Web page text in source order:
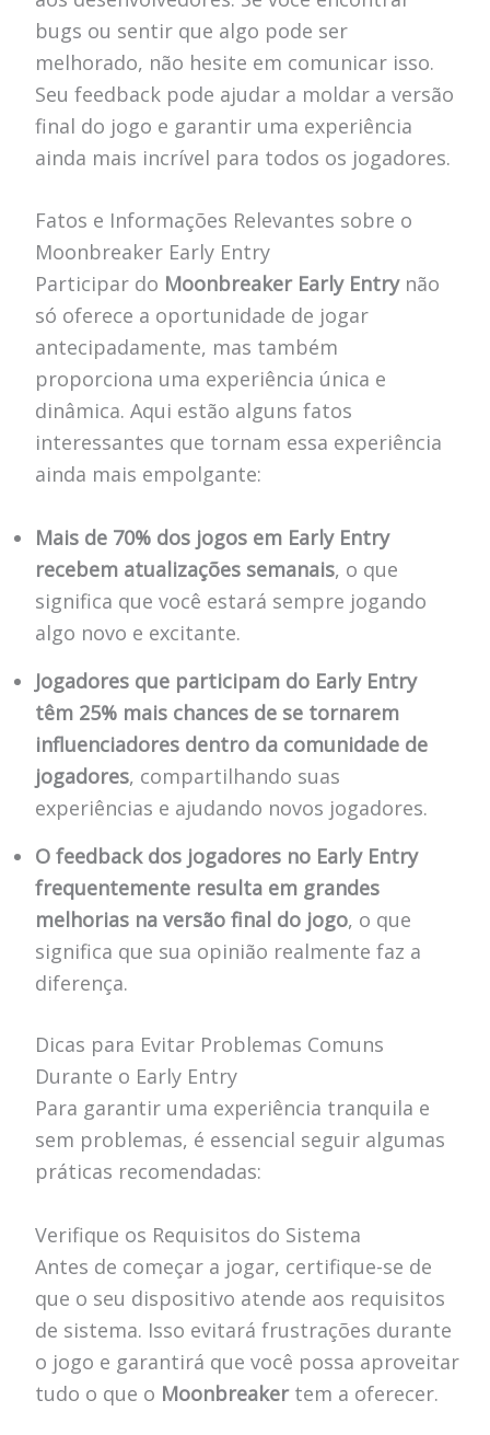
bugs ou sentir que algo pode ser
melhorado, não hesite em comunicar isso.
Seu feedback pode ajudar a moldar a versão
final do jogo e garantir uma experiência
ainda mais incrível para todos os jogadores.
Fatos e Informações Relevantes sobre o
Moonbreaker Early Entry
Participar do Moonbreaker Early Entrynão
só oferece a oportunidade de jogar
antecipadamente, mas também
proporciona uma experiência única e
dinâmica. Aqui estão alguns fatos
interessantes que tornam essa experiência
ainda mais empolgante:
Mais de 70% dos jogos em Early Entry
recebem atualizações semanais, o que
significa que você estará sempre jogando
algo novo e excitante.
Jogadores que participam do Early Entry
têm 25% mais chances de se tornarem
influenciadores dentro da comunidade de
jogadores, compartilhando suas
experiências e ajudando novos jogadores.
O feedback dos jogadores no Early Entry
frequentemente resulta em grandes
melhorias na versão final do jogo, o que
significa que sua opinião realmente faz a
diferença.
Dicas para Evitar Problemas Comuns
Durante o Early Entry
Para garantir uma experiência tranquila e
sem problemas, é essencial seguir algumas
práticas recomendadas:
Verifique os Requisitos do Sistema
Antes de começar a jogar, certifique-se de
que o seu dispositivo atende aos requisitos
de sistema. Isso evitará frustrações durante
o jogo e garantirá que você possa aproveitar
tudo o que o Moonbreakertem a oferecer.